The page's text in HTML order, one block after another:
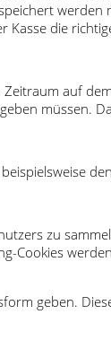
werden
die
auf
müssen.
zu
Cookies
geben.